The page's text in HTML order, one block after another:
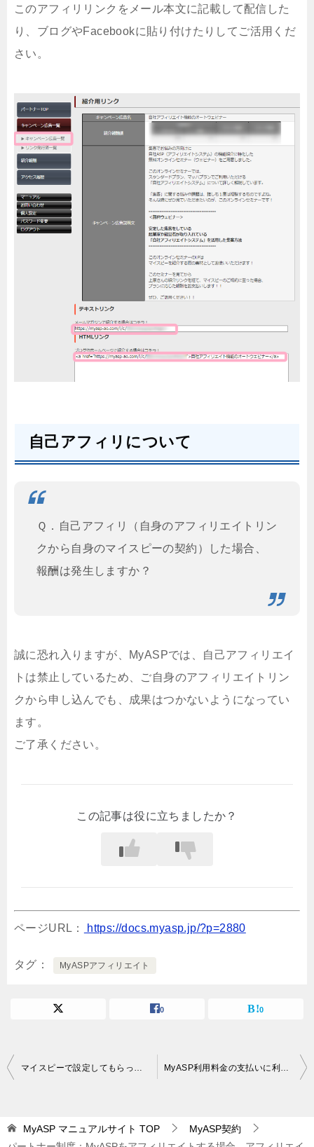
このアフィリリンクをメール本文に記載して配信した
り、ブログやFacebookに貼り付けたりしてご活用くだ
さい。
自己アフィリについて
Ｑ．自己アフィリ（自身のアフィリエイトリン
クから自身のマイスピーの契約）した場合、
報酬は発生しますか？
誠に恐れ入りますが、MyASPでは、自己アフィリエイ
トは禁止しているため、ご自身のアフィリエイトリン
クから申し込んでも、成果はつかないようになってい
ます。
ご了承ください。
この記事は役に立ちましたか？
ページURL： https://docs.myasp.jp/?p=2880
タグ MyASPアフィリエイト
0 0
投
ビ
マイスピーで設定してもらった独自ドメインを FTPで利用できますか？ MyASP利用料金の支払いに利用しているクレジットカードを変更したい
MyASP マニュアルサイト TOP
MyASP契約